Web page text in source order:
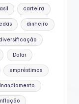
carteira
dinheiro
diversificação
Dolar
empréstimos